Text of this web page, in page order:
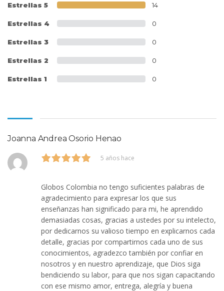
Estrellas 5 14
Estrellas 4 0
Estrellas 3 0
Estrellas 2 0
Estrellas 1 0
Joanna Andrea Osorio Henao
5 años hace
Globos Colombia no tengo suficientes palabras de
agradecimiento para expresar los que sus
enseñanzas han significado para mi, he aprendido
demasiadas cosas, gracias a ustedes por su intelecto,
por dedicarnos su valioso tiempo en explicarnos cada
detalle, gracias por compartirnos cada uno de sus
conocimientos, agradezco también por confiar en
nosotros y en nuestro aprendizaje, que Dios siga
bendiciendo su labor, para que nos sigan capacitando
con ese mismo amor, entrega, alegría y buena